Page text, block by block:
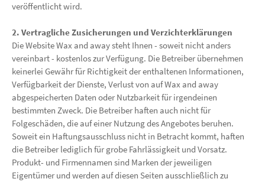
veröffentlicht wird.
2. Vertragliche Zusicherungen und Verzichterklärungen
Die Website Wax and away steht Ihnen - soweit nicht anders
vereinbart - kostenlos zur Verfügung. Die Betreiber übernehmen
keinerlei Gewähr für Richtigkeit der enthaltenen Informationen,
Verfügbarkeit der Dienste, Verlust von auf Wax and away
abgespeicherten Daten oder Nutzbarkeit für irgendeinen
bestimmten Zweck. Die Betreiber haften auch nicht für
Folgeschäden, die auf einer Nutzung des Angebotes beruhen.
Soweit ein Haftungsausschluss nicht in Betracht kommt, haften
die Betreiber lediglich für grobe Fahrlässigkeit und Vorsatz.
Produkt- und Firmennamen sind Marken der jeweiligen
Eigentümer und werden auf diesen Seiten ausschließlich zu